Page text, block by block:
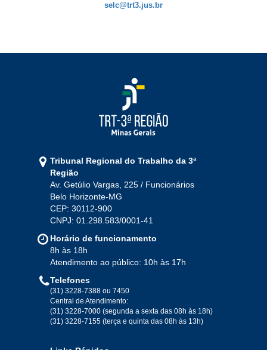
selc@trt3.jus.br
Tribunal Regional do Trabalho da 3ª
Região
Av. Getúlio Vargas, 225 / Funcionários
Belo Horizonte-MG
CEP: 30112-900
CNPJ: 01.298.583/0001-41
Horário de funcionamento
8h às 18h
Atendimento ao público: 10h às 17h
Telefones
(31) 3228-7388 ou 7450
Central de Atendimento:
(31) 3228-7000 (segunda a sexta das 08h às 18h)
(31) 3228-7155 (terça e quinta das 08h às 13h)